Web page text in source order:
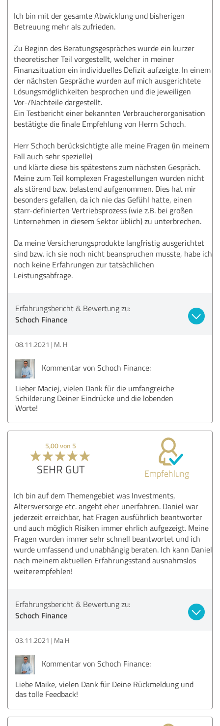
Ich bin mit der gesamte Abwicklung und bisherigen
Betreuung mehr als zufrieden.
Zu Beginn des Beratungsgespräches wurde ein kurzer
theoretischer Teil vorgestellt, welcher in meiner
Finanzsituation ein individuelles Defizit aufzeigte. In einem
der nächsten Gespräche wurden auf mich ausgerichtete
Lösungsmöglichkeiten besprochen und die jeweiligen
Vor-/Nachteile dargestellt.
Ein Testbericht einer bekannten Verbraucherorganisation
bestätigte die finale Empfehlung von Herrn Schoch.
Herr Schoch berücksichtigte alle meine Fragen (in meinem
Fall auch sehr spezielle)
und klärte diese bis spätestens zum nächsten Gespräch.
Meine zum Teil komplexen Fragestellungen wurden nicht
als störend bzw. belastend aufgenommen. Dies hat mir
besonders gefallen, da ich nie das Gefühl hatte, einen
starr-definierten Vertriebsprozess (wie z.B. bei großen
Unternehmen in diesem Sektor üblich) zu unterbrechen.
Da meine Versicherungsprodukte langfristig ausgerichtet
sind bzw. ich sie noch nicht beanspruchen musste, habe ich
noch keine Erfahrungen zur tatsächlichen
Leistungsabfrage.
Erfahrungsbericht & Bewertung zu:
Schoch Finance
08.11.2021 M. H.
Kommentar von Schoch Finance:
Lieber Maciej, vielen Dank für die umfangreiche
Schilderung Deiner Eindrücke und die lobenden
Worte!
5,00 von 5
SEHR GUT Empfehlung
Ich bin auf dem Themengebiet was Investments,
Altersversorge etc. angeht eher unerfahren. Daniel war
jederzeit erreichbar, hat Fragen ausführlich beantworter
und auch möglich Risiken immer ehrlich aufgezeigt. Meine
Fragen wurden immer sehr schnell beantwortet und ich
wurde umfassend und unabhängig beraten. Ich kann Daniel
nach meinem aktuellen Erfahrungsstand ausnahmslos
weiterempfehlen!
Erfahrungsbericht & Bewertung zu:
Schoch Finance
03.11.2021 Ma H.
Kommentar von Schoch Finance:
Liebe Maike, vielen Dank für Deine Rückmeldung und
das tolle Feedback!